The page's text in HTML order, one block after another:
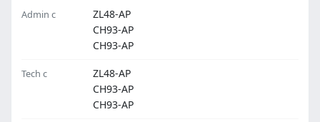
Admin c
ZL48-AP
CH93-AP
CH93-AP
Tech c
ZL48-AP
CH93-AP
CH93-AP